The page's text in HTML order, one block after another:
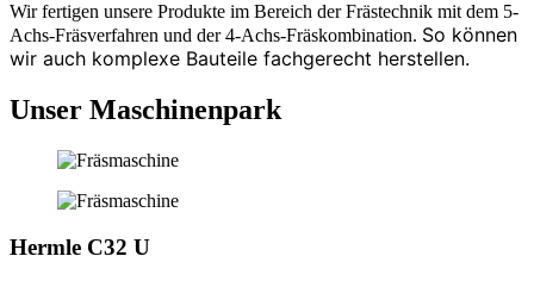
Wir fertigen unsere Produkte im Bereich der Frästechnik mit dem 5-
Achs-Fräsverfahren und der 4-Achs-Fräskombination. So können
wir auch komplexe Bauteile fachgerecht herstellen.
Unser Maschinenpark
Hermle C32 U